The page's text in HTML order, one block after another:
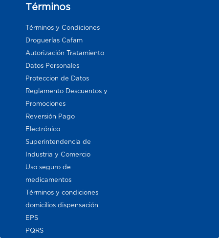
Términos
Términos y Condiciones
Droguerías Cafam
Autorización Tratamiento
Datos Personales
Proteccion de Datos
Reglamento Descuentos y
Promociones
Reversión Pago
Electrónico
Superintendencia de
Industria y Comercio
Uso seguro de
medicamentos
Términos y condiciones
domicilios dispensación
EPS
PQRS